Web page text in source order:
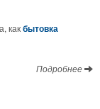
какбытовка
Подробнее